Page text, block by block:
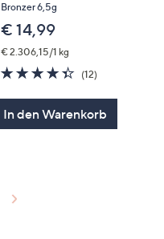
Bronzer 6,5g
€ 14,99
€ 2.306,15/1 kg
4.3
von
5
(12)12
In den Warenkorb